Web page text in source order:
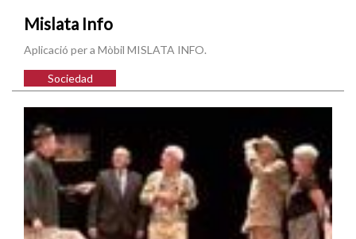
Mislata Info
Aplicació per a Mòbil MISLATA INFO.
Sociedad